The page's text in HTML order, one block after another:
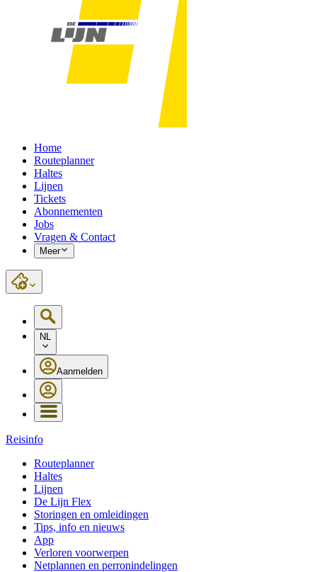
Home
Routeplanner
Haltes
Lijnen
Tickets
Abonnementen
Jobs
Vragen & Contact
Meer
NL
Aanmelden
Reisinfo
Routeplanner
Haltes
Lijnen
De Lijn Flex
Storingen en omleidingen
Tips, info en nieuws
App
Verloren voorwerpen
Netplannen en perronindelingen